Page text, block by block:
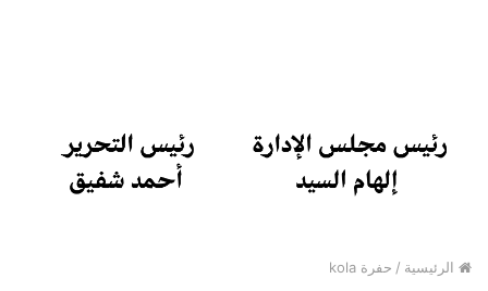
الرئيسية / حفرة kola